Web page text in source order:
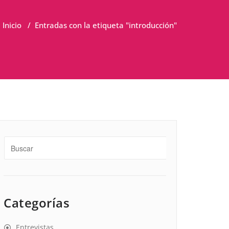
Inicio / Entradas con la etiqueta "introducción"
Categorías